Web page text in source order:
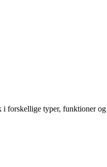
typer, funktioner